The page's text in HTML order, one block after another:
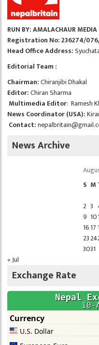
RUN BY: AMALACHAUR
Registration No: 236274/
Head Office Address:
Editorial Team :
Chairman:Chiranjibi Dhakal
Editor:Chiran Sharma
Multimedia Editor: Ramesh
News Coordinator (USA):
Contact:
News Archive
S M
2 3
9 10
1617
2324
3031
« Jul
Exchange Rate